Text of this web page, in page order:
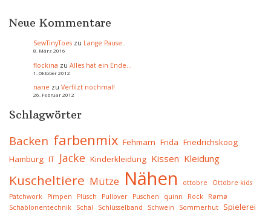
Neue Kommentare
SewTinyToes zu Lange Pause..
8. März 2016
flockina zu Alles hat ein Ende…
1. Oktober 2012
nane zu Verfilzt nochmal!
26. Februar 2012
Schlagwörter
Backen farbenmix Fehmarn Frida Friedrichskoog
Hamburg IT Jacke Kinderkleidung Kissen Kleidung
Kuscheltiere Mütze Nähen ottobre
Ottobre kids
Patchwork
Pimpen Plüsch Pullover Puschen quinn Rock
Rømø
Schablonentechnik
Schal Schlüsselband Schwein Sommerhut Spielerei